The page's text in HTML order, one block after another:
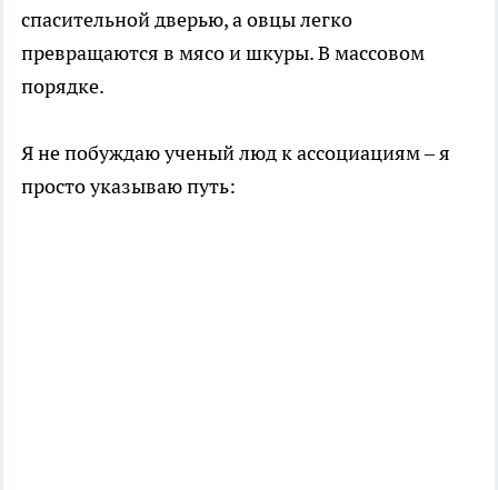
спасительной дверью, а овцы легко
превращаются в мясо и шкуры. В массовом
порядке.
Я не побуждаю ученый люд к ассоциациям – я
просто указываю путь: